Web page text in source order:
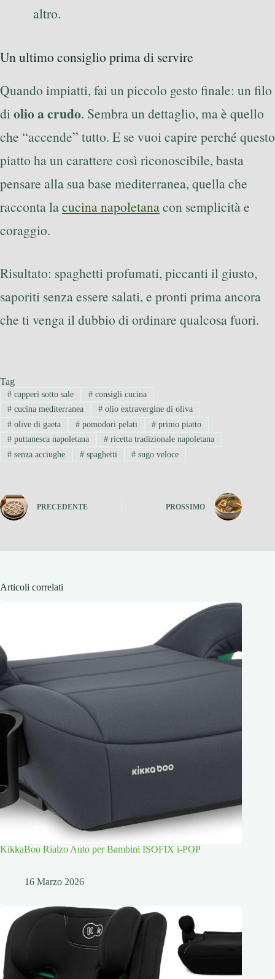
altro.
Un ultimo consiglio prima di servire
Quando impiatti, fai un piccolo gesto finale: un filo
diolio a crudo. Sembra un dettaglio, ma è quello
che “accende” tutto. E se vuoi capire perché questo
piatto ha un carattere così riconoscibile, basta
pensare alla sua base mediterranea, quella che
racconta lacucina napoletanacon semplicità e
coraggio.
Risultato: spaghetti profumati, piccanti il giusto,
saporiti senza essere salati, e pronti prima ancora
che ti venga il dubbio di ordinare qualcosa fuori.
Tag
#capperi sotto sale #consigli cucina
#cucina mediterranea #olio extravergine di oliva
#olive di gaeta #pomodori pelati # primo piatto
#puttanesca napoletana #ricetta tradizionale napoletana
#senza acciughe #spaghetti # sugo veloce
PRECEDENTE PROSSIMO
Articoli correlati
KikkaBoo Rialzo Auto per Bambini ISOFIX i-POP
16 Marzo 2026